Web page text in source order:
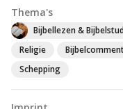
Thema's
Bijbellezen &
Religie
Schepping